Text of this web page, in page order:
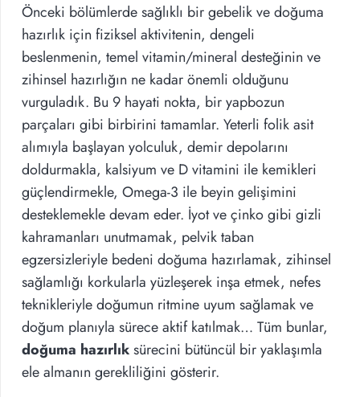
Önceki bölümlerde sağlıklı bir gebelik ve doğuma
hazırlık için fiziksel aktivitenin, dengeli
beslenmenin, temel vitamin/mineral desteğinin ve
zihinsel hazırlığın ne kadar önemli olduğunu
vurguladık. Bu 9 hayati nokta, bir yapbozun
parçaları gibi birbirini tamamlar. Yeterli folik asit
alımıyla başlayan yolculuk, demir depolarını
doldurmakla, kalsiyum ve D vitamini ile kemikleri
güçlendirmekle, Omega-3 ile beyin gelişimini
desteklemekle devam eder. İyot ve çinko gibi gizli
kahramanları unutmamak, pelvik taban
egzersizleriyle bedeni doğuma hazırlamak, zihinsel
sağlamlığı korkularla yüzleşerek inşa etmek, nefes
teknikleriyle doğumun ritmine uyum sağlamak ve
doğum planıyla sürece aktif katılmak… Tüm bunlar,
doğuma hazırlıksürecini bütüncül bir yaklaşımla
ele almanın gerekliliğini gösterir.